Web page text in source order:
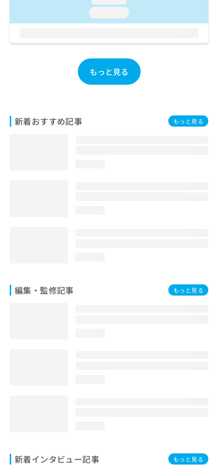
もっと見る
新着おすすめ記事 もっと見る
編集・監修記事 もっと見る
新着インタビュー記事 もっと見る
い
わ